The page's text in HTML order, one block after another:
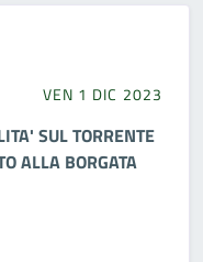
VEN 1 DIC 2023
SUL TORRENTE
ALLA BORGATA